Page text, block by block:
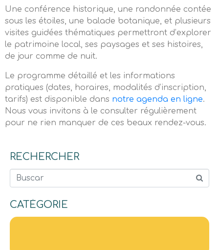
Une conférence historique, une randonnée contée
sous les étoiles, une balade botanique, et plusieurs
visites guidées thématiques permettront d’explorer
le patrimoine local, ses paysages et ses histoires,
de jour comme de nuit.
Le programme détaillé et les informations
pratiques (dates, horaires, modalités d’inscription,
tarifs) est disponible dans notre agenda en ligne.
Nous vous invitons à le consulter régulièrement
pour ne rien manquer de ces beaux rendez-vous.
RECHERCHER
Buscar
CATÉGORIE